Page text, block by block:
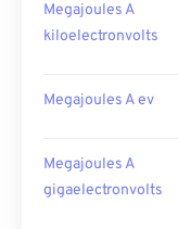
Megajoules A
kiloelectronvolts
Megajoules A ev
Megajoules A
gigaelectronvolts